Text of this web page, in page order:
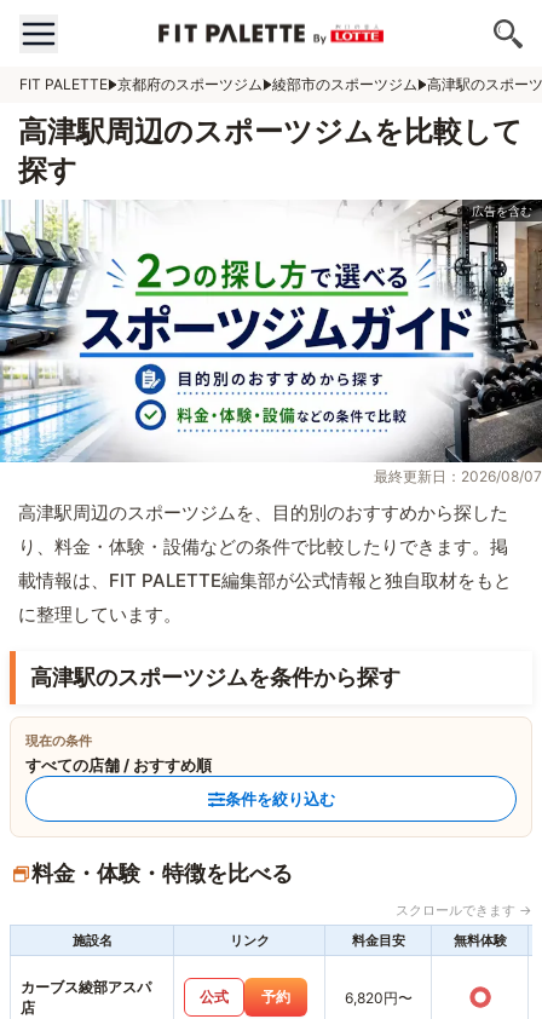
FIT PALETTE 京都府のスポーツジム 綾部市のスポーツジム 高津駅のスポー
高津駅周辺のスポーツジムを比較して
探す
最終更新日：2026/08/07
高津駅周辺のスポーツジムを、目的別のおすすめから探した
り、料金・体験・設備などの条件で比較したりできます。掲
載情報は、FIT PALETTE編集部が公式情報と独自取材をもと
に整理しています。
高津駅のスポーツジムを条件から探す
現在の条件
すべての店舗 / おすすめ順
条件を絞り込む
料金・体験・特徴を比べる
スクロールできます →
施設名
リンク 料金目安 無料体験
カーブス綾部アスパ
店
公式 予約 6,820円〜 ○